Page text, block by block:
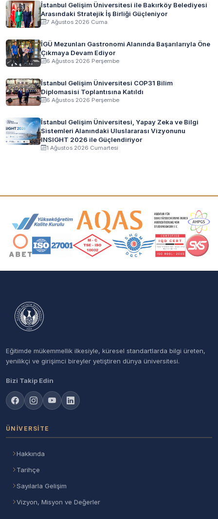
İstanbul Gelişim Üniversitesi ile Bakırköy Belediyesi
Arasındaki Stratejik İş Birliği Güçleniyor
7 Ağustos 2026 Cuma
İGÜ Mezunları Gastronomi Alanında Başarılarıyla Öne
Çıkmaya Devam Ediyor
6 Ağustos 2026 Perşembe
İstanbul Gelişim Üniversitesi COP31 Bilim
Diplomasisi Toplantısına Katıldı
6 Ağustos 2026 Perşembe
İstanbul Gelişim Üniversitesi, Yapay Zeka ve Bilgi
Sistemleri Alanındaki Uluslararası Vizyonunu
INSIGHT 2026 ile Güçlendiriyor
1 Ağustos 2026 Cumartesi
Akreditasyon ve Üyelik Logoları
Eğitimde mükemmellik ilkesiyle, küresel standartlarda bilgi üreten,
yenilikçi ve girişimci bireyler yetiştiren dünya üniversitesi.
Bizi Takip Edin
ÜNIVERSITE
Hakkında
Tarihçe
Sayılarla Gelişim
Vizyon, Misyon ve Değerler